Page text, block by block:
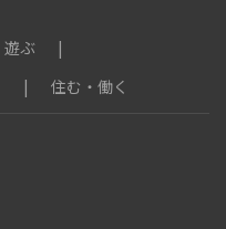
遊ぶ
住む・働く